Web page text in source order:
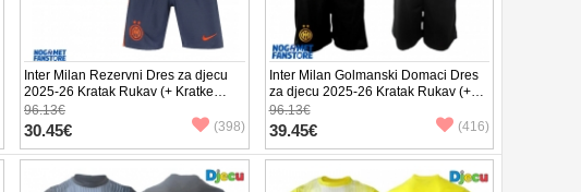
Inter Milan Rezervni Dres za djecu
2025-26 Kratak Rukav (+ Kratke
hlače)
96.13€
30.45€ (398)
Inter Milan Golmanski Domaci Dres
za djecu 2025-26 Kratak Rukav (+
Kratke hlače)
96.13€
39.45€ (416)